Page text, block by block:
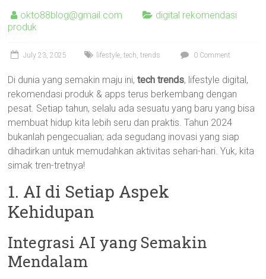
okto88blog@gmail.com
digital rekomendasi
produk
July 23, 2025 lifestyle,tech,trends 0 Comment
Di dunia yang semakin maju ini,tech trends, lifestyle digital,
rekomendasi produk & apps terus berkembang dengan
pesat. Setiap tahun, selalu ada sesuatu yang baru yang bisa
membuat hidup kita lebih seru dan praktis. Tahun 2024
bukanlah pengecualian; ada segudang inovasi yang siap
dihadirkan untuk memudahkan aktivitas sehari-hari. Yuk, kita
simak tren-tretnya!
1. AI di Setiap Aspek
Kehidupan
Integrasi AI yang Semakin
Mendalam